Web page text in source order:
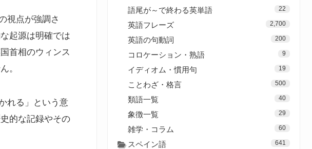
視点が強調さ
起源は明確では
首相のウィンス
。
れる」という意
的な記録やその
語尾が～で終わる英単語 22
英語フレーズ 2,700
英語の句動詞 200
コロケーション・熟語 9
イディオム・慣用句 19
ことわざ・格言 500
類語一覧 40
象徴一覧 29
雑学・コラム 60
スペイン語 641